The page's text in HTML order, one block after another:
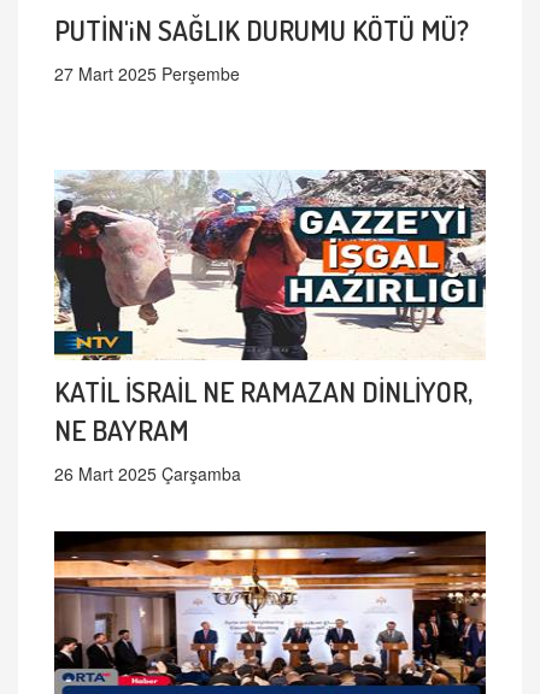
PUTİN'iN SAĞLIK DURUMU KÖTÜ MÜ?
27 Mart 2025 Perşembe
KATİL İSRAİL NE RAMAZAN DİNLİYOR,
NE BAYRAM
26 Mart 2025 Çarşamba